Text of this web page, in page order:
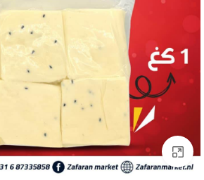
Click to enlarge